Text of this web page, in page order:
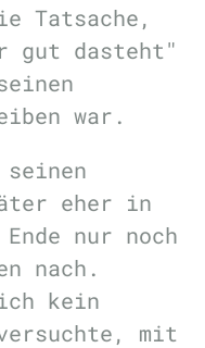
Tatsache,
gut dasteht"
war.
eher in
nur noch
nach.
kein
mit